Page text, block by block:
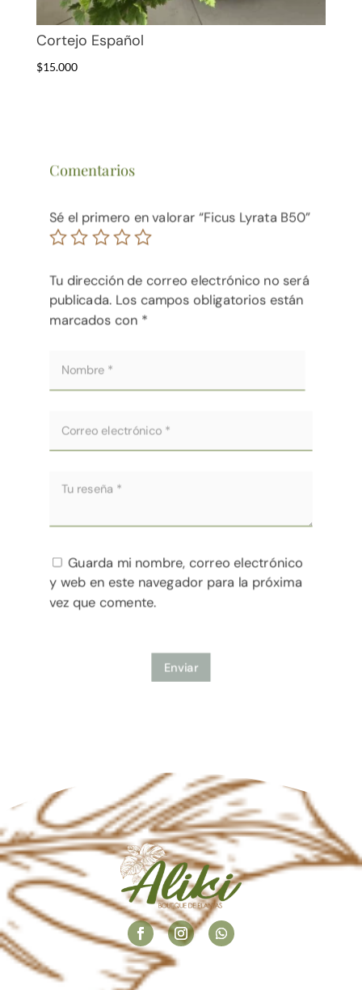
Cortejo Español
$15.000
Comentarios
Sé el primero en valorar “Ficus Lyrata B50”
Tu dirección de correo electrónico no será
publicada. Los campos obligatorios están
marcados con *
Guarda mi nombre, correo electrónico
y web en este navegador para la próxima
vez que comente.
Enviar